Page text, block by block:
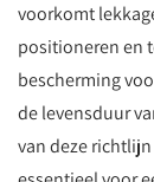
voorkomt
positioneren en
bescherming
de levensduur
van deze